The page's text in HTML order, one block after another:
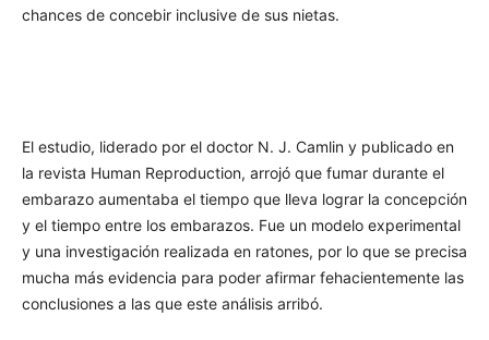
chances de concebir inclusive de sus nietas.
El estudio, liderado por el doctor N. J. Camlin y publicado en
la revista Human Reproduction, arrojó que fumar durante el
embarazo aumentaba el tiempo que lleva lograr la concepción
y el tiempo entre los embarazos. Fue un modelo experimental
y una investigación realizada en ratones, por lo que se precisa
mucha más evidencia para poder afirmar fehacientemente las
conclusiones a las que este análisis arribó.